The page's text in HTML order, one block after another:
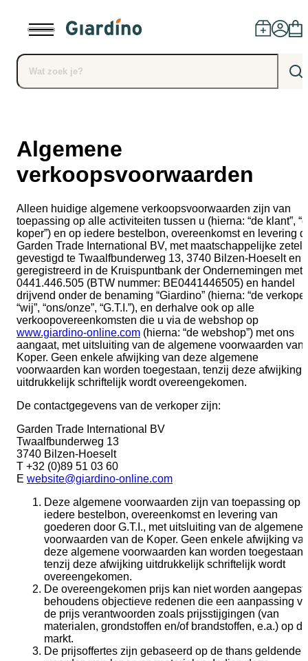
Dealers
Installatie
Advies
Blog
Team
Gio Goes Green
Geschiedenis
Categorieën
Klantenservice
FAQ
Configurator
Catalogus NL
Algemene
verkoopsvoorwaarden
Alleen huidige algemene verkoopsvoorwaarden zijn van
toepassing op alle activiteiten tussen u (hierna: “de klant”,
koper”) en op iedere bestelbon, overeenkomst en levering
Garden Trade International BV, met maatschappelijke zetel
gevestigd te Twaalfbunderweg 13, 3740 Bilzen-Hoeselt en
geregistreerd in de Kruispuntbank der Ondernemingen met
0441.446.505 (BTW nummer: BE0441446505) en handel
drijvend onder de benaming “Giardino” (hierna: “de
“wij”, “ons/onze”, “G.T.I.”), en derhalve ook op alle
verkoopovereenkomsten die u via de webshop op
www.giardino-online.com (hierna: “de webshop”) met ons
aangaat, met uitsluiting van de algemene voorwaarden van
Koper. Geen enkele afwijking van deze algemene
voorwaarden kan worden toegestaan, tenzij deze afwijking
uitdrukkelijk schriftelijk wordt overeengekomen.
De contactgegevens van de verkoper zijn:
Garden Trade International BV
Twaalfbunderweg 13
3740 Bilzen-Hoeselt
T +32 (0)89 51 03 60
E website@giardino-online.com
Deze algemene voorwaarden zijn van toepassing op
iedere bestelbon, overeenkomst en levering van
goederen door G.T.I., met uitsluiting van de algemene
voorwaarden van de Koper. Geen enkele afwijking
deze algemene voorwaarden kan worden toegestaan,
tenzij deze afwijking uitdrukkelijk schriftelijk wordt
overeengekomen.
De overeengekomen prijs kan niet worden aangepast,
behoudens objectieve redenen die een aanpassing
de prijs verantwoorden zoals prijsstijgingen (van
materialen, grondstoffen en/of brandstoffen, e.a.) op de
markt.
De prijsoffertes zijn gebaseerd op de thans geldende